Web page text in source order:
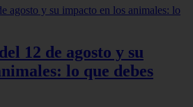
12 de agosto y su
lo que debes